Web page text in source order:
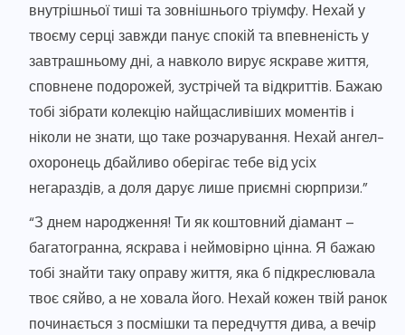
внутрішньої тиші та зовнішнього тріумфу. Нехай у
твоєму серці завжди панує спокій та впевненість у
завтрашньому дні, а навколо вирує яскраве життя,
сповнене подорожей, зустрічей та відкриттів. Бажаю
тобі зібрати колекцію найщасливіших моментів і
ніколи не знати, що таке розчарування. Нехай ангел-
охоронець дбайливо оберігає тебе від усіх
негараздів, а доля дарує лише приємні сюрпризи.”
“З днем народження! Ти як коштовний діамант –
багатогранна, яскрава і неймовірно цінна. Я бажаю
тобі знайти таку оправу життя, яка б підкреслювала
твоє сяйво, а не ховала його. Нехай кожен твій ранок
починається з посмішки та передчуття дива, а вечір